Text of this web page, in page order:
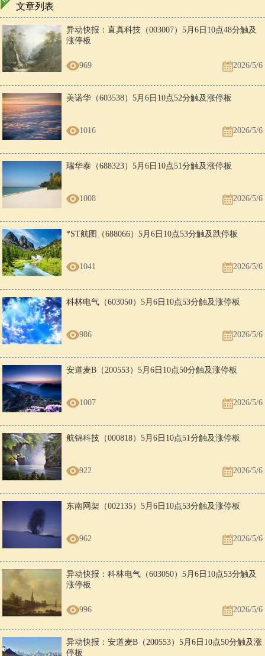
文章列表
异动快报：直真科技（003007）5月6日10点48分触及
涨停板
969 2026/5/6
美诺华（603538）5月6日10点52分触及涨停板
1016 2026/5/6
瑞华泰（688323）5月6日10点51分触及涨停板
1008 2026/5/6
*ST航图（688066）5月6日10点53分触及跌停板
1041 2026/5/6
科林电气（603050）5月6日10点53分触及涨停板
986 2026/5/6
安道麦B（200553）5月6日10点50分触及涨停板
1007 2026/5/6
航锦科技（000818）5月6日10点51分触及涨停板
922 2026/5/6
东南网架（002135）5月6日10点53分触及涨停板
962 2026/5/6
异动快报：科林电气（603050）5月6日10点53分触及
涨停板
996 2026/5/6
异动快报：安道麦B（200553）5月6日10点50分触及涨
停板